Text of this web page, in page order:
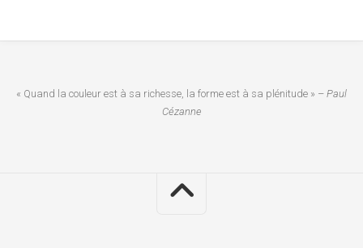
« Quand la couleur est à sa richesse, la forme est à sa plénitude » – Paul
Cézanne